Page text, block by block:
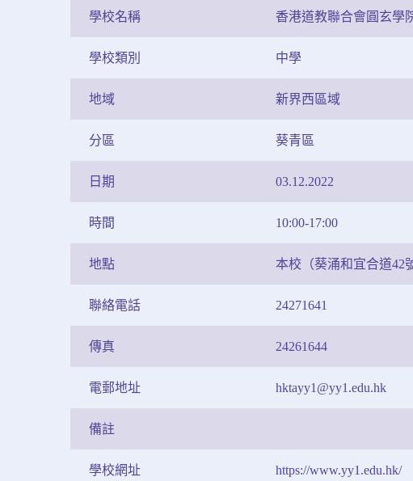
學校名稱 香港道教聯合會圓玄學
學校類別 中學
地域 新界西區域
分區 葵青區
日期 03.12.2022
時間 10:00-17:00
地點 本校（葵涌和宜合道42
聯絡電話 24271641
傳真 24261644
電郵地址 hktayy1@yy1.edu.hk
備註
學校網址 https://www.yy1.edu.hk/